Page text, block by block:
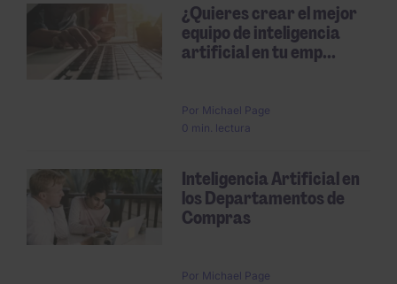
¿Quieres crear el mejor
equipo de inteligencia
artificial en tu emp...
Por Michael Page
0 min. lectura
Inteligencia Artificial en
los Departamentos de
Compras
Por Michael Page